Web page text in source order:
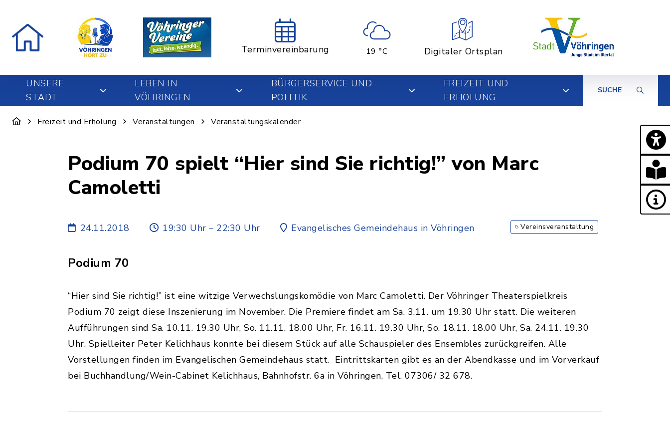
Terminvereinbarung 19 °C Digitaler Ortsplan
UNSERE
STADT
LEBEN IN
VÖHRINGEN
BÜRGERSERVICE UND
POLITIK
FREIZEIT UND
ERHOLUNG
SUCHE
Freizeit und Erholung Veranstaltungen Veranstaltungskalender
Podium 70 spielt “Hier sind Sie richtig!” von Marc
Camoletti
24.11.2018 19:30 Uhr – 22:30 Uhr Evangelisches Gemeindehaus in Vöhringen Vereinsveranstaltung
Podium 70
“Hier sind Sie richtig!” ist eine witzige Verwechslungskomödie von Marc Camoletti. Der Vöhringer Theaterspielkreis
Podium 70 zeigt diese Inszenierung im November. Die Premiere findet am Sa. 3.11. um 19.30 Uhr statt. Die weiteren
Aufführungen sind Sa. 10.11. 19.30 Uhr, So. 11.11. 18.00 Uhr, Fr. 16.11. 19.30 Uhr, So. 18.11. 18.00 Uhr, Sa. 24.11. 19.30
Uhr. Spielleiter Peter Kelichhaus konnte bei diesem Stück auf alle Schauspieler des Ensembles zurückgreifen. Alle
Vorstellungen finden im Evangelischen Gemeindehaus statt. Eintrittskarten gibt es an der Abendkasse und im Vorverkauf
bei Buchhandlung/Wein-Cabinet Kelichhaus, Bahnhofstr. 6a in Vöhringen, Tel. 07306/ 32 678.